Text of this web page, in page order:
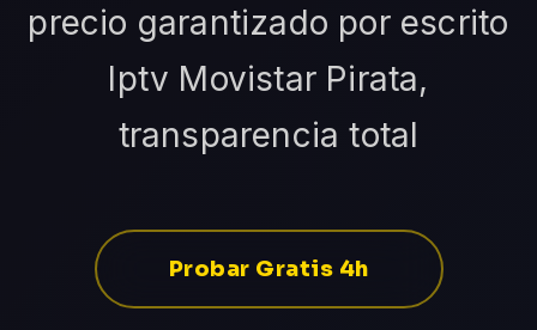
precio garantizado por escrito
Iptv Movistar Pirata,
transparencia total
Probar Gratis 4h